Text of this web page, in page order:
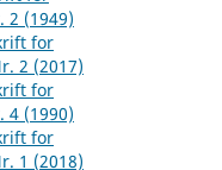
2 (1949)
for
2 (2017)
for
4 (1990)
for
1 (2018)